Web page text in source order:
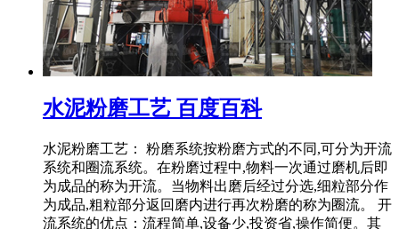
水泥粉磨工艺 百度百科
水泥粉磨工艺： 粉磨系统按粉磨方式的不同,可分为开流
系统和圈流系统。在粉磨过程中,物料一次通过磨机后即
为成品的称为开流。当物料出磨后经过分选,细粒部分作
为成品,粗粒部分返回磨内进行再次粉磨的称为圈流。 开
流系统的优点：流程简单,设备少,投资省,操作简便。其